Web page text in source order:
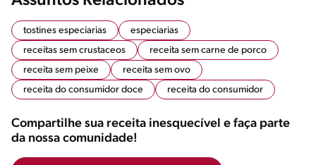
tostines especiarias
especiarias
receitas sem crustaceos
receita sem carne de porco
receita sem peixe
receita sem ovo
receita do consumidor doce
receita do consumidor
Compartilhe sua receita inesquecível e faça parte
da nossa comunidade!